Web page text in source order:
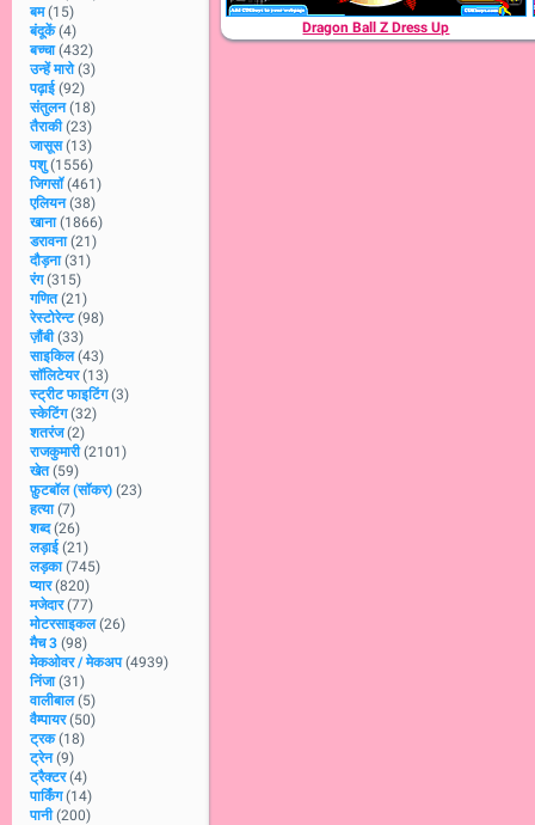
बम (15)
बंदूकें (4)
बच्चा (432)
उन्हें मारो (3)
पढ़ाई (92)
संतुलन (18)
तैराकी (23)
जासूस (13)
पशु (1556)
जिगसॉ (461)
एलियन (38)
खाना (1866)
डरावना (21)
दौड़ना (31)
रंग (315)
गणित (21)
रेस्टोरेन्ट (98)
ज़ौंबी (33)
साइकिल (43)
सॉलिटेयर (13)
स्ट्रीट फाइटिंग (3)
स्केटिंग (32)
शतरंज (2)
राजकुमारी (2101)
खेत (59)
फ़ुटबॉल (सॉकर) (23)
हत्या (7)
शब्द (26)
लड़ाई (21)
लड़का (745)
प्यार (820)
मजेदार (77)
मोटरसाइकल (26)
मैच 3 (98)
मेकओवर / मेकअप (4939)
निंजा (31)
वालीबाल (5)
वैम्पायर (50)
ट्रक (18)
ट्रेन (9)
ट्रैक्टर (4)
पार्किंग (14)
पानी (200)
Dragon Ball Z Dress Up